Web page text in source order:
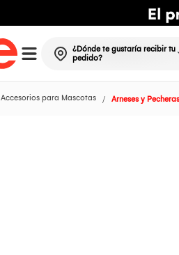
¿Dónde te gustaría recibir tu
pedido?
Accesorios para Mascotas Arneses y Pecheras